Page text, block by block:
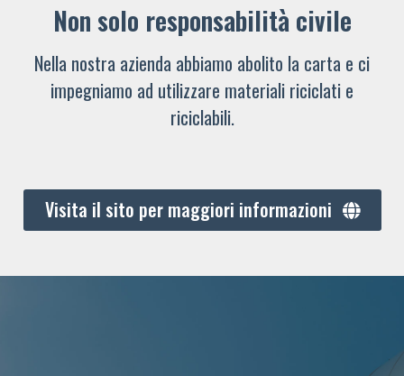
Non solo responsabilità civile
Nella nostra azienda abbiamo abolito la carta e ci
impegniamo ad utilizzare materiali riciclati e
riciclabili.
Visita il sito per maggiori informazioni